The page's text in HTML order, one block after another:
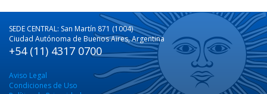
SEDE CENTRAL: San Martín 871 (1004)
Ciudad Autónoma de Buenos Aires, Argentina
+54 (11) 4317 0700
Aviso Legal
Condiciones de Uso